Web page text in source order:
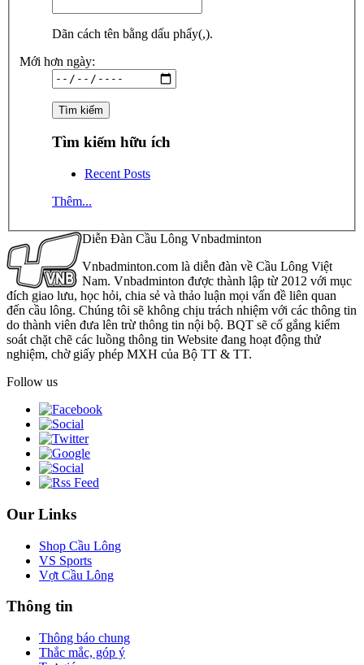
Dãn cách tên bằng dấu phẩy(,).
Mới hơn ngày:
Tìm kiếm hữu ích
Recent Posts
Thêm...
Diễn Đàn Cầu Lông Vnbadminton
Vnbadminton.com là diễn đàn về Cầu Lông Việt
Nam. Vnbadminton được thành lập từ 2012 với mục
đích giao lưu, học hỏi, chia sẻ và thảo luận mọi vấn đề liên quan
đến cầu lông. Chúng tôi sẽ không chịu trách nhiệm với các thông tin
do thành viên đưa lên trừ thông tin nội bộ. BQT sẽ cố gắng kiểm
soát chặt chẽ các luồng thông tin Website đang hoạt động thử
nghiệm, chờ giấy phép MXH của Bộ TT & TT.
Follow us
Our Links
Shop Cầu Lông
VS Sports
Vợt Cầu Lông
Thông tin
Thông báo chung
Thắc mắc, góp ý